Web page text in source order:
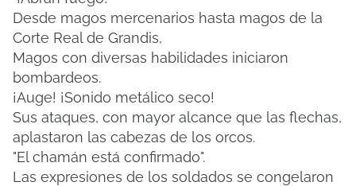
Desde magos mercenarios hasta magos de la
Corte Real de Grandis,
Magos con diversas habilidades iniciaron
bombardeos.
¡Auge! ¡Sonido metálico seco!
Sus ataques, con mayor alcance que las flechas,
aplastaron las cabezas de los orcos.
"El chamán está confirmado".
Las expresiones de los soldados se congelaron